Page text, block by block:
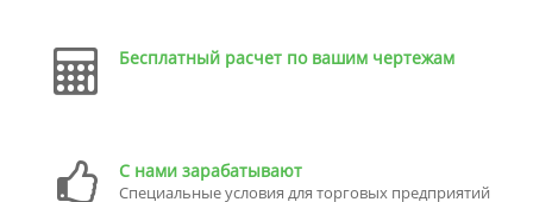
Бесплатный расчет по вашим чертежам
С нами зарабатывают
Специальные условия для торговых предприятий